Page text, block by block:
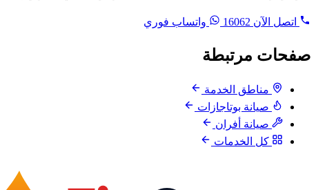
اتصل الآن 16062 واتساب فوري
صفحات مرتبطة
مناطق الخدمة
صيانة بوتاجازات
صيانة أفران
كل الخدمات